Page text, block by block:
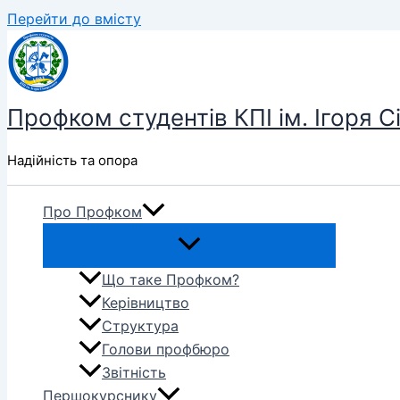
Перейти до вмісту
Профком студентів КПІ ім. Ігоря
Надійність та опора
Про Профком
Що таке Профком?
Керівництво
Структура
Голови профбюро
Звітність
Першокурснику